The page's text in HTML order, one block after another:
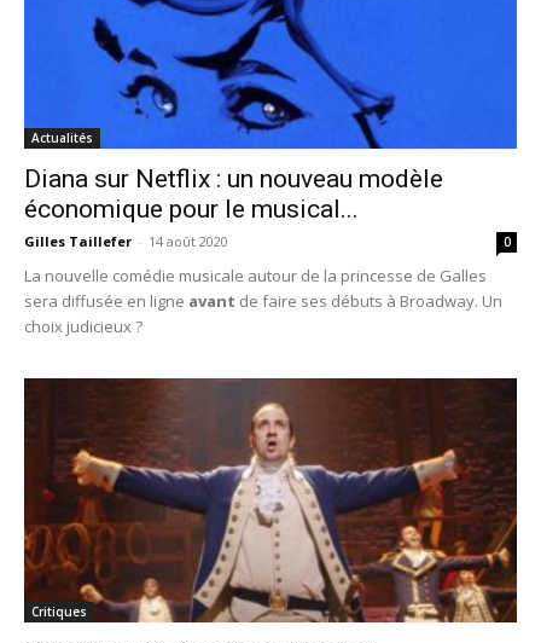
Actualités
Diana sur Netflix : un nouveau modèle
économique pour le musical...
Gilles Taillefer - 14 août 2020 0
La nouvelle comédie musicale autour de la princesse de Galles
sera diffusée en ligne avant de faire ses débuts à Broadway. Un
choix judicieux ?
Critiques